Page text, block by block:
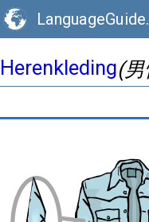
Herenkleding(